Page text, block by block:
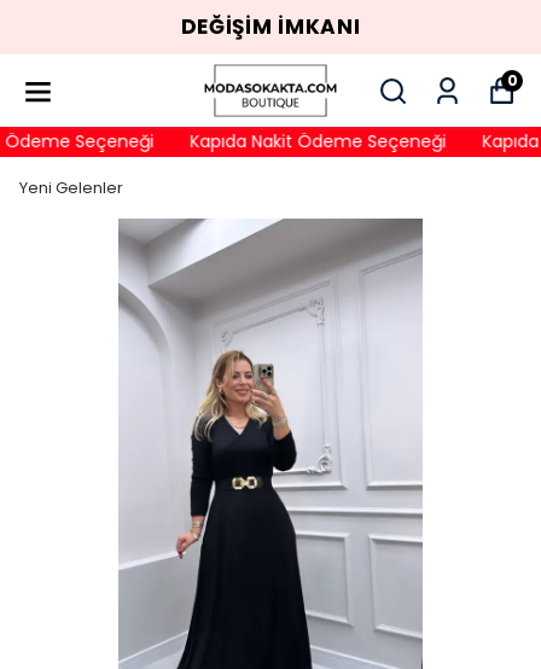
DEĞİŞİM İMKANI
0
Seçeneği Kapıda Nakit Ödeme Seçeneği
Yeni Gelenler